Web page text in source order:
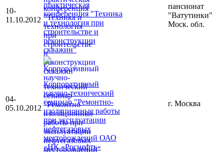
10-
11.10.2012
практическая
конференция "Техника
и технология при
строительстве и
реконструкции
скважин"
пансионат
"Ватутинки"
Моск. обл.
04-
05.10.2012
Корпоративный
научно-технический
семинар "Ремонтно-
изоляционные работы
при эксплуатации
нефтегазовых
месторождений ОАО
«НК «Роснефть»
г. Москва